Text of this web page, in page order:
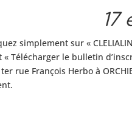
17
simplement sur «
Télécharger le bulletin
rue François Herbo à